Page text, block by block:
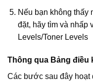
Nếu bạn không thấy
đặt, hãy tìm và nhấp
Levels/Toner Levels
Thông qua Bảng điều
Các bước sau đây hoạt